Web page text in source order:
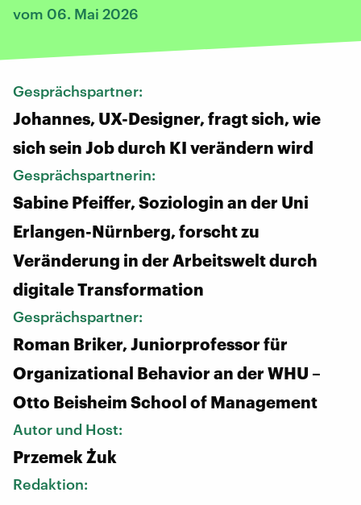
vom 06. Mai 2026
Gesprächspartner:
Johannes, UX-Designer, fragt sich, wie
sich sein Job durch KI verändern wird
Gesprächspartnerin:
Sabine Pfeiffer, Soziologin an der Uni
Erlangen-Nürnberg, forscht zu
Veränderung in der Arbeitswelt durch
digitale Transformation
Gesprächspartner:
Roman Briker, Juniorprofessor für
Organizational Behavior an der WHU –
Otto Beisheim School of Management
Autor und Host:
Przemek Żuk
Redaktion: